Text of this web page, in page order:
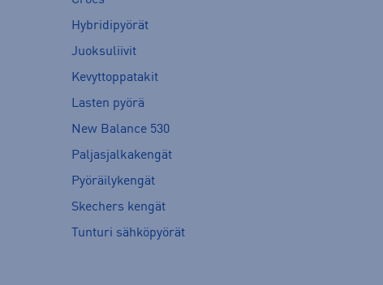
Hybridipyörät
Juoksuliivit
Kevyttoppatakit
Lasten pyörä
New Balance 530
Paljasjalkakengät
Pyöräilykengät
Skechers kengät
Tunturi sähköpyörät